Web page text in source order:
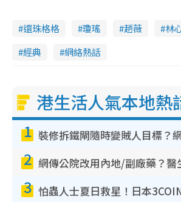
還珠格格 瓊瑤 趙薇 林
經典
網絡熱話
港生活人氣本地熱
1
2
3